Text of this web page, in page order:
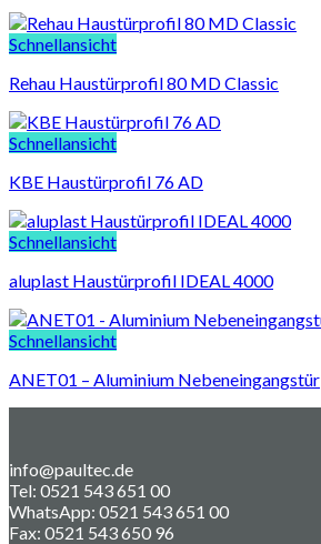
Schnellansicht
Rehau Haustürprofil 80 MD Classic
Schnellansicht
KBE Haustürprofil 76 AD
Schnellansicht
aluplast Haustürprofil IDEAL 4000
Schnellansicht
ANET01 – Aluminium Nebeneingangstür
info@paultec.de
Tel: 0521 543 651 00
WhatsApp: 0521 543 651 00
Fax: 0521 543 650 96